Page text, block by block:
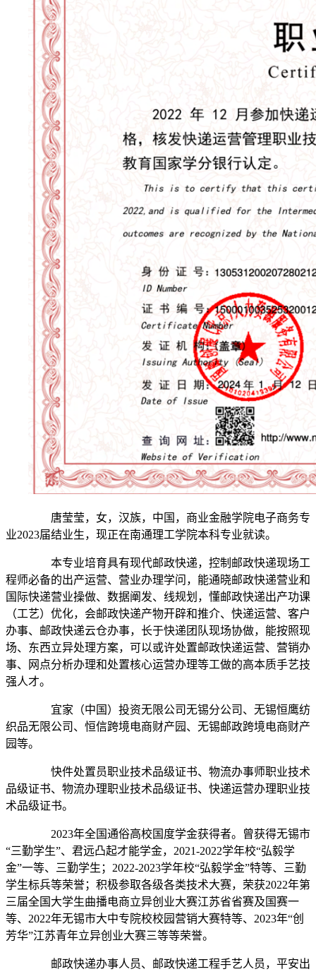
唐莹莹，女，汉族，中国，商业金融学院电子商务专
业2023届结业生，现正在南通理工学院本科专业就读。
本专业培育具有现代邮政快递，控制邮政快递现场工
程师必备的出产运营、营业办理学问，能通晓邮政快递营业和
国际快递营业操做、数据阐发、线规划，懂邮政快递出产功课
（工艺）优化，会邮政快递产物开辟和推介、快递运营、客户
办事、邮政快递云仓办事，长于快递团队现场协做，能按照现
场、东西立异处理方案，可以或许处置邮政快递运营、营销办
事、网点分析办理和处置核心运营办理等工做的高本质手艺技
强人才。
宜家（中国）投资无限公司无锡分公司、无锡恒鹰纺
织品无限公司、恒信跨境电商财产园、无锡邮政跨境电商财产
园等。
快件处置员职业技术品级证书、物流办事师职业技术
品级证书、物流办理职业技术品级证书、快递运营办理职业技
术品级证书。
2023年全国通俗高校国度学金获得者。曾获得无锡市
“三勤学生”、君远凸起才能学金，2021-2022学年校“弘毅学
金”一等、三勤学生；2022-2023学年校“弘毅学金”特等、三勤
学生标兵等荣誉；积极参取各级各类技术大赛，荣获2022年第
三届全国大学生曲播电商立异创业大赛江苏省省赛及国赛一
等、2022年无锡市大中专院校校园营销大赛特等、2023年“创
芳华”江苏青年立异创业大赛三等等荣誉。
邮政快递办事人员、邮政快递工程手艺人员，平安出